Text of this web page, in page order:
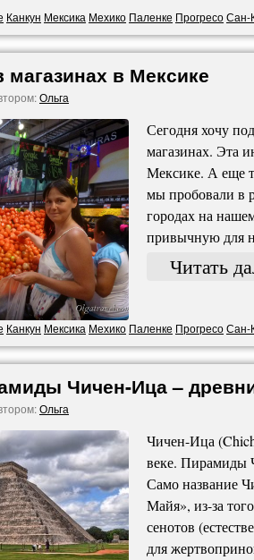
Канкун Мексика Мехико Паленке ПрогресоСан-
в Мексике
Ольга
Сегодня хочу
магазинах. Эта
Мексике. А еще
мы пробовали в
городах на
привычную для
Читать
Канкун Мексика Мехико Паленке ПрогресоСан-
Чичен-Ица –
Ольга
Чичен-Ица
веке. Пирамиды
Само название
Майя», из-за
сенотов
для